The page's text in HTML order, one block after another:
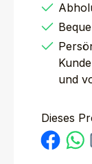
und
Dieses